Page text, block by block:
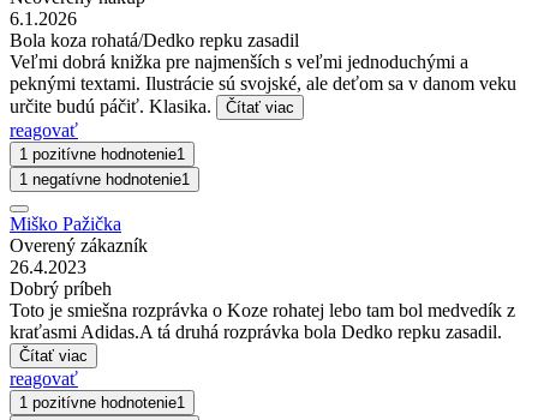
6.1.2026
Bola koza rohatá/Dedko repku zasadil
Veľmi dobrá knižka pre najmenších s veľmi jednoduchými a
peknými textami. Ilustrácie sú svojské, ale deťom sa v danom veku
určite budú páčiť. Klasika.
Čítať viac
reagovať
1 pozitívne hodnotenie1
1 negatívne hodnotenie1
Miško Pažička
Overený zákazník
26.4.2023
Dobrý príbeh
Toto je smiešna rozprávka o Koze rohatej lebo tam bol medvedík z
kraťasmi Adidas.A tá druhá rozprávka bola Dedko repku zasadil.
Čítať viac
reagovať
1 pozitívne hodnotenie1